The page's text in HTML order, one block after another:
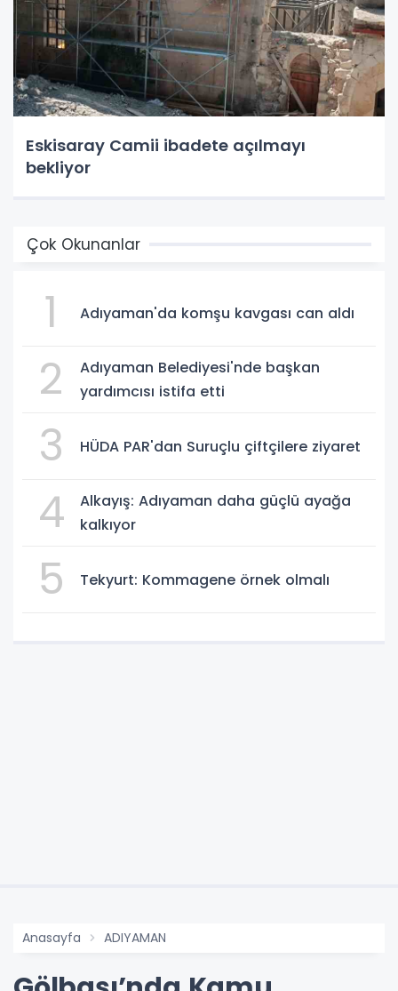
Eskisaray Camii ibadete açılmayı
bekliyor
Çok Okunanlar
1 Adıyaman'da komşu kavgası can aldı
2
Adıyaman Belediyesi'nde başkan
yardımcısı istifa etti
3 HÜDA PAR'dan Suruçlu çiftçilere ziyaret
4
Alkayış: Adıyaman daha güçlü ayağa
kalkıyor
5 Tekyurt: Kommagene örnek olmalı
Anasayfa ADIYAMAN